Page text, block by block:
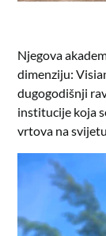
Njegova
dimenziju:
dugogodišnji
institucije koja
vrtova na